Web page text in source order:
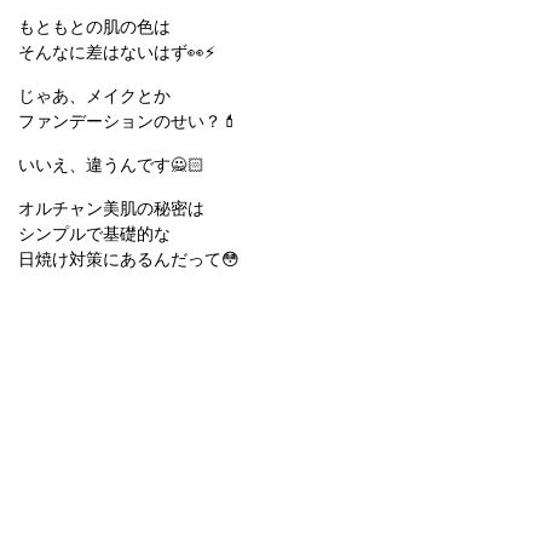
もともとの肌の色は
そんなに差はないはず👀⚡️
じゃあ、メイクとか
ファンデーションのせい？💄
いいえ、違うんです🙅🏻
オルチャン美肌の秘密は
シンプルで基礎的な
日焼け対策にあるんだって😳